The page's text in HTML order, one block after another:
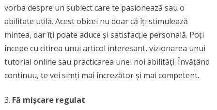
vorba despre un subiect care te pasionează sau o
abilitate utilă. Acest obicei nu doar că îți stimulează
mintea, dar îți poate aduce și satisfacție personală. Poți
începe cu citirea unui articol interesant, vizionarea unui
tutorial online sau practicarea unei noi abilități. Învățând
continuu, te vei simți mai încrezător și mai competent.
Fă mișcare regulat